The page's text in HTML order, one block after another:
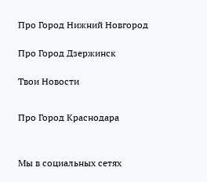
Про Город Нижний Новгород
Про Город Дзержинск
Твои Новости
Про Город Краснодара
Мы в социальных сетях